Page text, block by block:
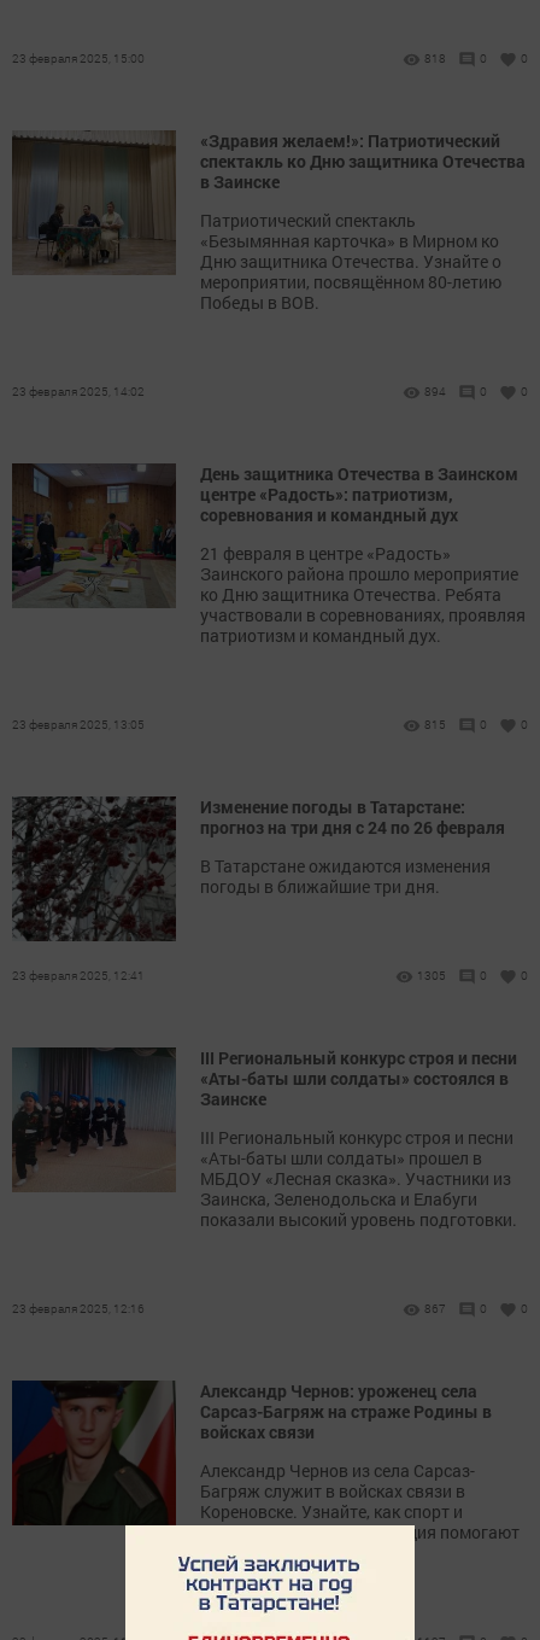
23 февраля 2025, 15:00 818 0 0
«Здравия желаем!»: Патриотический
спектакль ко Дню защитника Отечества
в Заинске
Патриотический спектакль
«Безымянная карточка» в Мирном ко
Дню защитника Отечества. Узнайте о
мероприятии, посвящённом 80-летию
Победы в ВОВ.
23 февраля 2025, 14:02 894 0 0
День защитника Отечества в Заинском
центре «Радость»: патриотизм,
соревнования и командный дух
21 февраля в центре «Радость»
Заинского района прошло мероприятие
ко Дню защитника Отечества. Ребята
участвовали в соревнованиях, проявляя
патриотизм и командный дух.
23 февраля 2025, 13:05 815 0 0
Изменение погоды в Татарстане:
прогноз на три дня с 24 по 26 февраля
В Татарстане ожидаются изменения
погоды в ближайшие три дня.
23 февраля 2025, 12:41 1305 0 0
III Региональный конкурс строя и песни
«Аты-баты шли солдаты» состоялся в
Заинске
III Региональный конкурс строя и песни
«Аты-баты шли солдаты» прошел в
МБДОУ «Лесная сказка». Участники из
Заинска, Зеленодольска и Елабуги
показали высокий уровень подготовки.
23 февраля 2025, 12:16 867 0 0
Александр Чернов: уроженец села
Сарсаз-Багряж на страже Родины в
войсках связи
Александр Чернов из села Сарсаз-
Багряж служит в войсках связи в
Кореновске. Узнайте, как спорт и
активная жизненная позиция помогают
ему в армейской службе.